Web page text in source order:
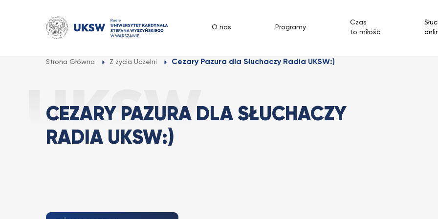
O nas Programy
Czas
to miłość
Strona Główna Z życia Uczelni Cezary Pazura dla Słuchaczy Radia UKSW:)
CEZARY PAZURA DLA SŁUCHACZY
RADIA UKSW:)